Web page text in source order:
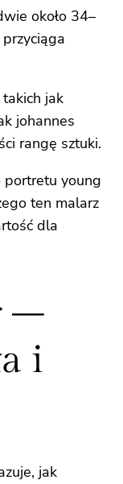
około 34–
przyciąga
jak
johannes
rangę sztuki.
portretu young
ten malarz
dla
–
i
jak